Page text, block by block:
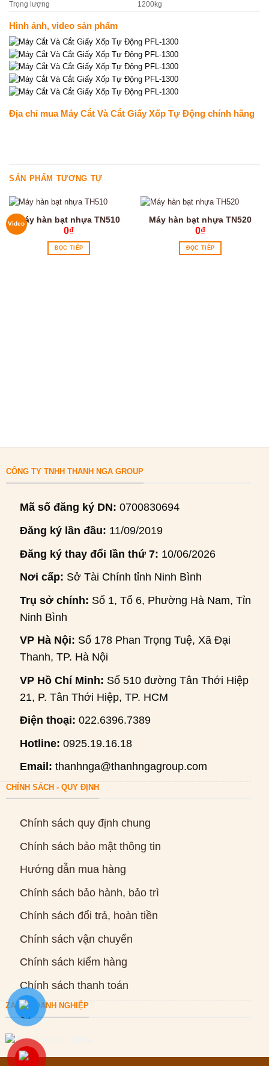
Trọng lượng 1200kg
Hình ảnh, video sản phẩm
Địa chỉ mua Máy Cắt Và Cắt Giấy Xốp Tự Động chính hãng
SẢN PHẨM TƯƠNG TỰ
VideoMáy hàn bạt nhựa TN510
0₫
ĐỌC TIẾP
Máy hàn bạt nhựa TN520
0₫
ĐỌC TIẾP
CÔNG TY TNHH THANH NGA GROUP
Mã số đăng ký DN: 0700830694
Đăng ký lần đầu: 11/09/2019
Đăng ký thay đổi lần thứ 7: 10/06/2026
Nơi cấp: Sở Tài Chính tỉnh Ninh Bình
Trụ sở chính: Số 1, Tổ 6, Phường Hà Nam, Tỉnh
Ninh Bình
VP Hà Nội: Số 178 Phan Trọng Tuệ, Xã Đại
Thanh, TP. Hà Nội
VP Hồ Chí Minh: Số 510 đường Tân Thới Hiệp
21, P. Tân Thới Hiệp, TP. HCM
Điện thoại: 022.6396.7389
Hotline: 0925.19.16.18
Email: thanhnga@thanhngagroup.com
CHÍNH SÁCH - QUY ĐỊNH
Chính sách quy định chung
Chính sách bảo mật thông tin
Hướng dẫn mua hàng
Chính sách bảo hành, bảo trì
Chính sách đổi trả, hoàn tiền
Chính sách vận chuyển
Chính sách kiểm hàng
Chính sách thanh toán
ZALO DOANH NGHIỆP